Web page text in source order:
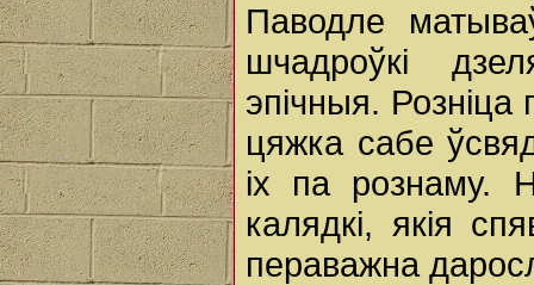
Паводле
шчадроўкі
эпічныя. Розніца
цяжка сабе
іх па рознаму.
калядкі, якія
пераважна